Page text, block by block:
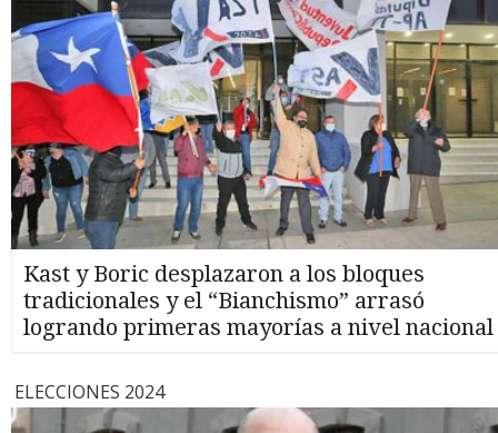
Kast y Boric desplazaron a los bloques
tradicionales y el “Bianchismo” arrasó
logrando primeras mayorías a nivel nacional
ELECCIONES 2024